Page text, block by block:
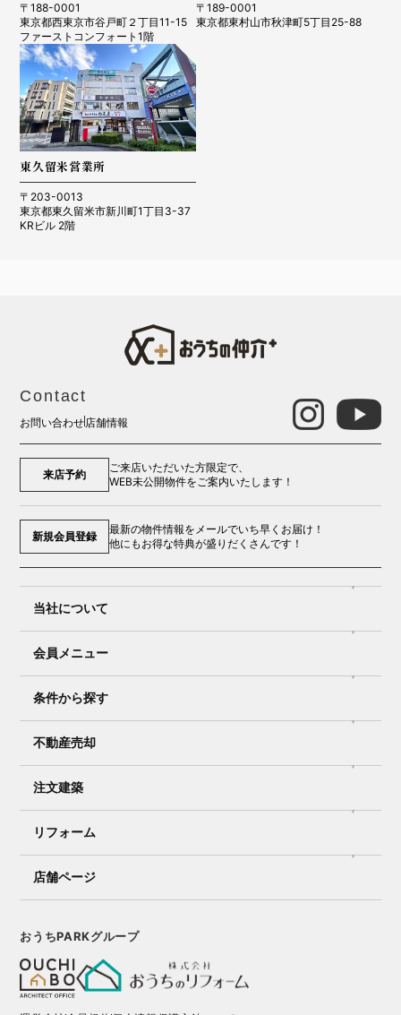
〒188-0001
東京都西東京市谷戸町２丁目11-15
ファーストコンフォート1階
〒189-0001
東京都東村山市秋津町5丁目25-88
東久留米営業所
〒203-0013
東京都東久留米市新川町1丁目3-37
KRビル 2階
Contact
お問い合わせ店舗情報
来店予約
ご来店いただいた方限定で、
WEB未公開物件をご案内いたします！
新規会員登録
最新の物件情報をメールでいち早くお届け！
他にもお得な特典が盛りだくさんです！
当社について
会員メニュー
条件から探す
不動産売却
注文建築
リフォーム
店舗ページ
おうちPARKグループ